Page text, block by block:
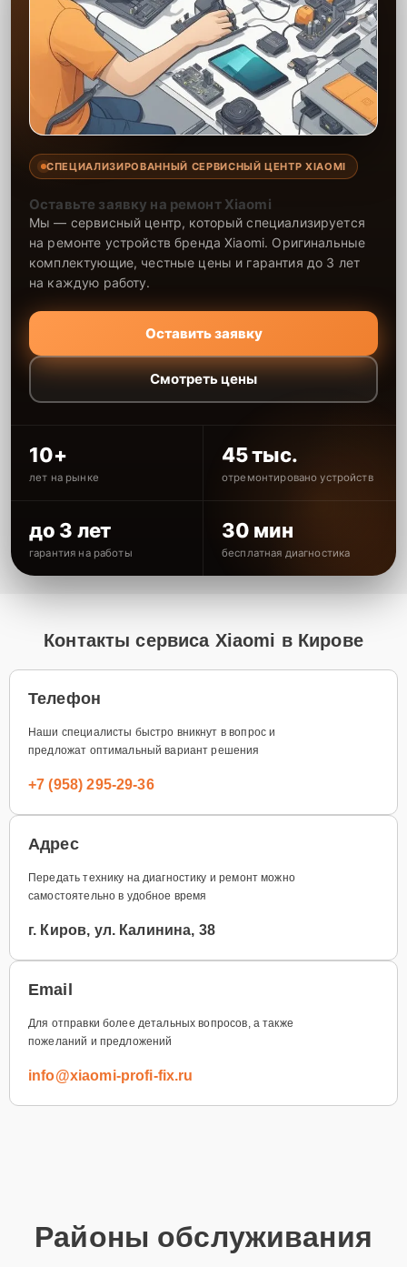
СПЕЦИАЛИЗИРОВАННЫЙ СЕРВИСНЫЙ ЦЕНТР XIAOMI
Оставьте заявку на ремонт Xiaomi
Мы — сервисный центр, который специализируется
на ремонте устройств бренда Xiaomi. Оригинальные
комплектующие, честные цены и гарантия до 3 лет
на каждую работу.
Оставить заявку
Смотреть цены
10+
лет на рынке
45 тыс.
отремонтировано устройств
до 3 лет
гарантия на работы
30 мин
бесплатная диагностика
Контакты сервиса Xiaomi в Кирове
Телефон
Наши специалисты быстро вникнут в вопрос и
предложат оптимальный вариант решения
+7 (958) 295-29-36
Адрес
Передать технику на диагностику и ремонт можно
самостоятельно в удобное время
г. Киров, ул. Калинина, 38
Email
Для отправки более детальных вопросов, а также
пожеланий и предложений
info@xiaomi-profi-fix.ru
Районы обслуживания